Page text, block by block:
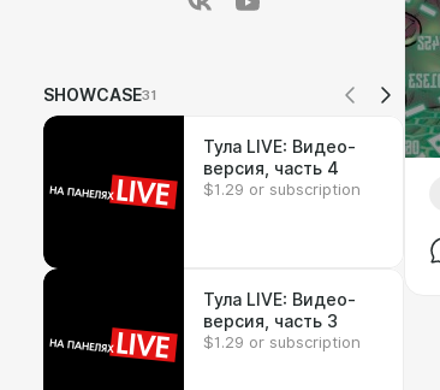
SHOWCASE31
Тула LIVE: Видео-
версия, часть 4
$1.29 or subscription
Тула LIVE: Видео-
версия, часть 3
$1.29 or subscription